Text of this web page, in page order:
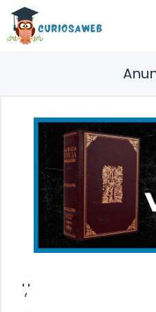
Saltar
contenido
','